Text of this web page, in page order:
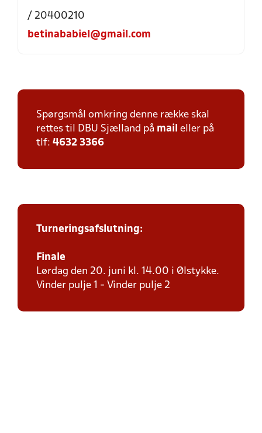
/ 20400210
betinababiel@gmail.com
Spørgsmål omkring denne række skal
rettes til DBU Sjælland på mail eller på
tlf: 4632 3366
Turneringsafslutning:
Finale
Lørdag den 20. juni kl. 14.00 i Ølstykke.
Vinder pulje 1 - Vinder pulje 2